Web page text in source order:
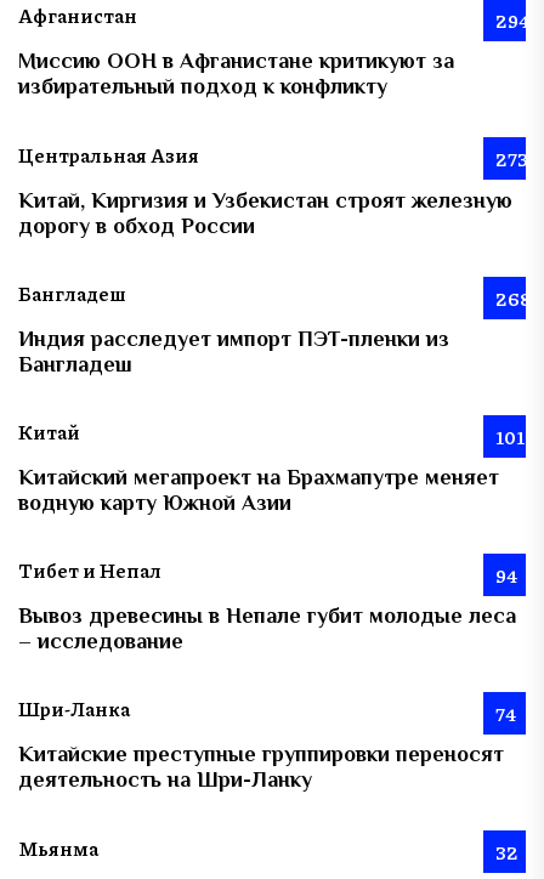
Афганистан 294
Миссию ООН в Афганистане критикуют за
избирательный подход к конфликту
Центральная Азия 273
Китай, Киргизия и Узбекистан строят железную
дорогу в обход России
Бангладеш 268
Индия расследует импорт ПЭТ-пленки из
Бангладеш
Китай 101
Китайский мегапроект на Брахмапутре меняет
водную карту Южной Азии
Тибет и Непал 94
Вывоз древесины в Непале губит молодые леса
– исследование
Шри-Ланка 74
Китайские преступные группировки переносят
деятельность на Шри-Ланку
Мьянма 32